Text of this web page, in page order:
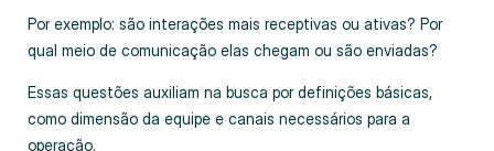
Por exemplo: são interações mais receptivas ou ativas? Por
qual meio de comunicação elas chegam ou são enviadas?
Essas questões auxiliam na busca por definições básicas,
como dimensão da equipe e canais necessários para a
operação.